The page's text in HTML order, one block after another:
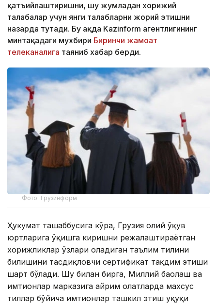
қатъийлаштиришни, шу жумладан хорижий
талабалар учун янги талабларни жорий этишни
назарда тутади. Бу ҳақда Kazinform агентлигининг
минтақадаги мухбири Биринчи жамоат
телеканалига таяниб хабар берди.
Фото: Грузинформ
Ҳукумат ташаббусига кўра, Грузия олий ўқув
юртларига ўқишга киришни режалаштираётган
хорижликлар ўзлари оладиган таълим тилини
билишини тасдиқловчи сертификат тақдим этиши
шарт бўлади. Шу билан бирга, Миллий баҳолаш ва
имтиҳонлар марказига айрим ҳолатларда махсус
тиллар бўйича имтиҳонлар ташкил этиш ҳуқуқи